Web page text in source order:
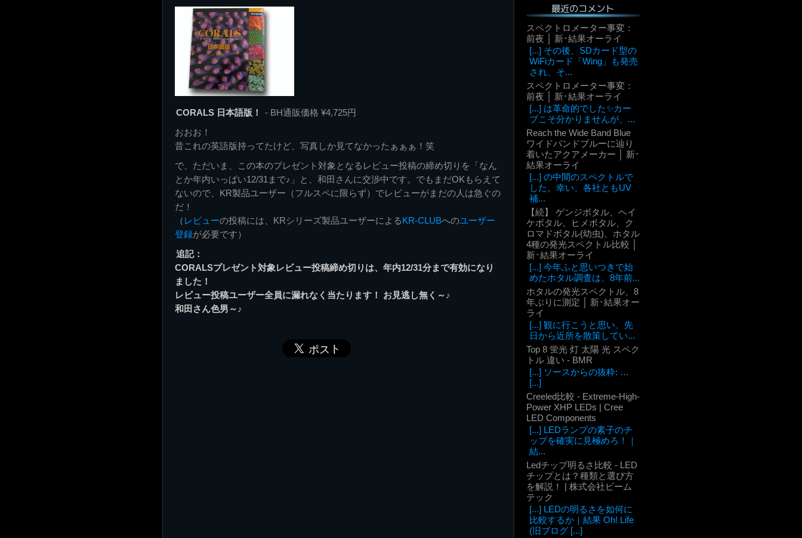
CORALS 日本語版！
- BH通販価格 ¥4,725円
おおお！
昔これの英語版持ってたけど、写真しか見てなかったぁぁぁ！笑
で、ただいま、この本のプレゼント対象となるレビュー投稿の締め切りを「なん
とか年内いっぱい12/31まで♪」と、和田さんに交渉中です。でもまだOKもらえて
ないので、KR製品ユーザー（フルスペに限らず）でレビューがまだの人は急ぐの
だ！
（ レビューの投稿には、KRシリーズ製品ユーザーによるKR-CLUBへのユーザー
登録が必要です）
追記：
CORALSプレゼント対象レビュー投稿締め切りは、年内12/31分まで有効になり
ました！
レビュー投稿ユーザー全員に漏れなく当たります！ お見逃し無く～♪
和田さん色男～♪
最近のコメント
スペクトロメーター事変：
前夜 │ 新･結果オーライ
[...] その後、SDカード型の
WiFiカード「Wing」も発売
され、そ...
スペクトロメーター事変：
前夜 │ 新･結果オーライ
[...] は革命的でした✨カー
ブこそ分かりませんが、...
Reach the Wide Band Blue
ワイドバンドブルーに辿り
着いたアクアメーカー │ 新･
結果オーライ
[...] の中間のスペクトルで
した。幸い、各社ともUV
補...
【続】 ゲンジボタル、ヘイ
ケボタル、ヒメボタル、ク
ロマドボタル(幼虫)、ホタル
4種の発光スペクトル比較 │
新･結果オーライ
[...] 今年ふと思いつきで始
めたホタル調査は、8年前...
ホタルの発光スペクトル、8
年ぶりに測定 │ 新･結果オー
ライ
[...] 観に行こうと思い、先
日から近所を散策してい...
Top 8 蛍光 灯 太陽 光 スペク
トル 違い - BMR
[...] ソースからの抜粋: …
[...]
Creeled比較 - Extreme-High-
Power XHP LEDs | Cree
LED Components
[...] LEDランプの素子のチ
ップを確実に見極めろ！｜
結...
Ledチップ明るさ比較 - LED
チップとは？種類と選び方
を解説！ | 株式会社ビーム
テック
[...] LEDの明るさを如何に
比較するか｜結果 Oh! Life
(旧ブログ [...]